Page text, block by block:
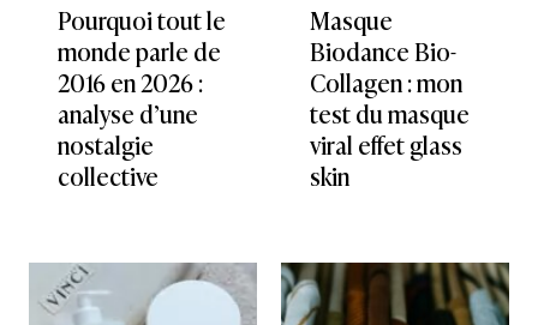
Pourquoi tout le
monde parle de
2016 en 2026 :
analyse d’une
nostalgie
collective
Masque
Biodance Bio-
Collagen : mon
test du masque
viral effet glass
skin